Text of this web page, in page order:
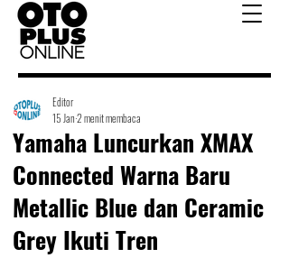
Yamaha Luncurkan XMAX
Connected Warna Baru
Metallic Blue dan Ceramic
Grey Ikuti Tren
Editor
15 Jan2 menit membaca